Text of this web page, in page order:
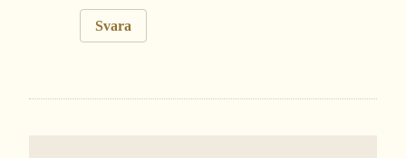
Svara